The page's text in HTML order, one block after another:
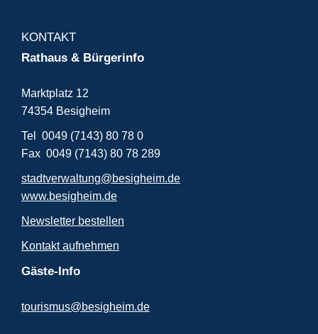
KONTAKT
Rathaus & Bürgerinfo
Marktplatz 12
74354 Besigheim
Tel 0049 (7143) 80 78 0
Fax 0049 (7143) 80 78 289
stadtverwaltung@besigheim.de
www.besigheim.de
Newsletter bestellen
Kontakt aufnehmen
Gäste-Info
tourismus@besigheim.de